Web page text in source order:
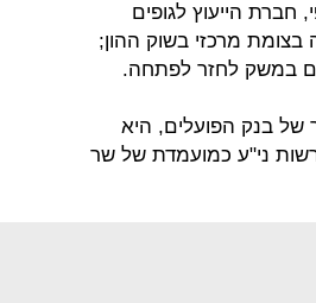
הייעוץ לגופים
מרכזי בשוק ההון;
במשק לחזר לפתחה.
של בנק הפועלים, היא
ני"ע כמועמדת של שר